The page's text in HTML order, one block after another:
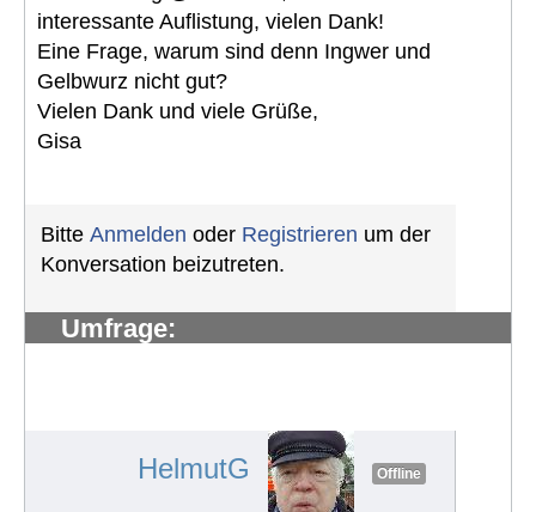
interessante Auflistung, vielen Dank!
Eine Frage, warum sind denn Ingwer und
Gelbwurz nicht gut?
Vielen Dank und viele Grüße,
Gisa
Bitte Anmelden oder Registrieren um der
Konversation beizutreten.
Umfrage:
HelmutG Offline